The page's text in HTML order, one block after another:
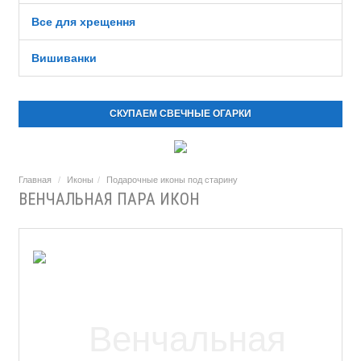
Все для хрещення
Вишиванки
СКУПАЕМ СВЕЧНЫЕ ОГАРКИ
Главная Иконы Подарочные иконы под старину
ВЕНЧАЛЬНАЯ ПАРА ИКОН